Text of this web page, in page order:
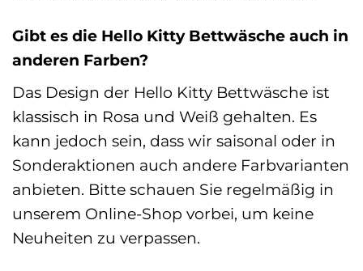
Gibt es die Hello Kitty Bettwäsche auch in
anderen Farben?
Das Design der Hello Kitty Bettwäsche ist
klassisch in Rosa und Weiß gehalten. Es
kann jedoch sein, dass wir saisonal oder in
Sonderaktionen auch andere Farbvarianten
anbieten. Bitte schauen Sie regelmäßig in
unserem Online-Shop vorbei, um keine
Neuheiten zu verpassen.